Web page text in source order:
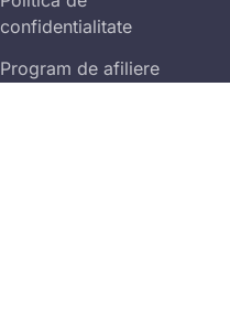
confidentialitate
Program de afiliere